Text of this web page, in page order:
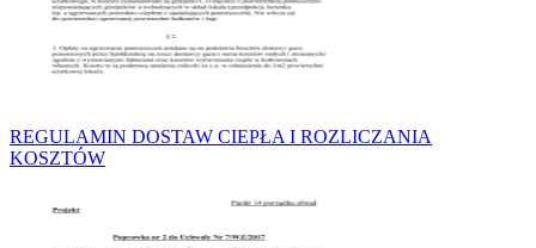
REGULAMIN DOSTAW CIEPŁA I ROZLICZANIA
KOSZTÓW